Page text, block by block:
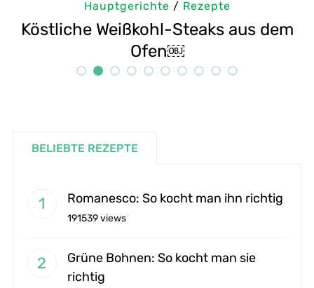
Hauptgerichte /Rezepte
Selbstgemachte Tahini: Sesampaste
Rezept
BELIEBTE REZEPTE
Romanesco: So kocht man ihn richtig
191539 views
Grüne Bohnen: So kocht man sie
richtig